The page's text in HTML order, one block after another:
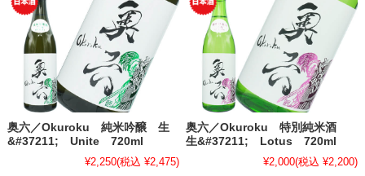
奥六／Okuroku 純米吟醸 生
&#37211; Unite 720ml
¥2,250(税込 ¥2,475)
奥六／Okuroku 特別純米酒
生&#37211; Lotus 720ml
¥2,000(税込 ¥2,200)